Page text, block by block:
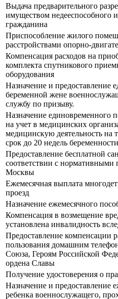
Выдача предварительного
имуществом недееспособного
гражданина
Приспособление жилого
расстройствами опорно-
Компенсация расходов на
комплекта спутникового
оборудования
Назначение и предоставление
беременной жене
службу по призыву.
Назначение единовременного
на учет в медицинских
медицинскую деятельность на
срок до 20 недель беременности
Предоставление бесплатной
соответствии с нормативными
Москвы
Ежемесячная выплата
проезд
Назначение ежемесячного
Компенсация в возмещение
установлена инвалидность
Предоставление компенсации
пользования домашним
Союза, Героям Российской
ордена Славы
Получение удостоверения о
Назначение и предоставление
ребенка военнослужащего,